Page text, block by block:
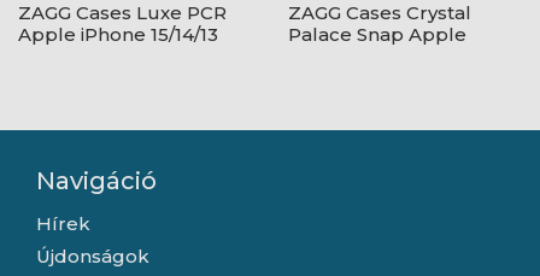
ZAGG Cases Luxe PCR
Apple iPhone 15/14/13
ZAGG Cases Crystal
Palace Snap Apple
Navigáció
Hírek
Újdonságok